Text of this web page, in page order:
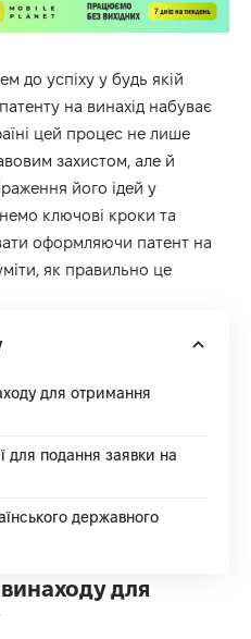
до успіху у будь якій
на винахід набуває
цей процес не лише
захистом, але й
його ідей у
ключові кроки та
оформляючи патент на
як правильно це
для отримання
для подання заявки на
державного
для